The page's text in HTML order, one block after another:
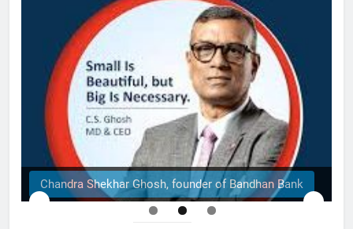
Chandra Shekhar Ghosh, founder of Bandhan Bank